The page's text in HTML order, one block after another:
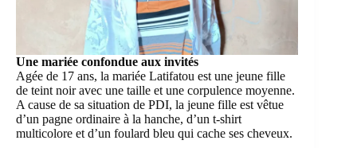
Une mariée confondue aux invités
Agée de 17 ans, la mariée Latifatou est une jeune fille
de teint noir avec une taille et une corpulence moyenne.
A cause de sa situation de PDI, la jeune fille est vêtue
d’un pagne ordinaire à la hanche, d’un t-shirt
multicolore et d’un foulard bleu qui cache ses cheveux.